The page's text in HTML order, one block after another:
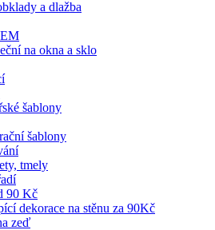
a dlažba
na okna a sklo
šablony
šablony
tmely
90 Kč
dekorace na stěnu za 90Kč
zeď